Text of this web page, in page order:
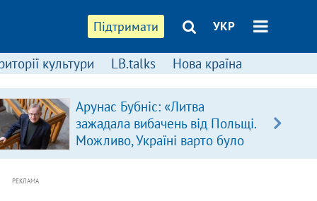
Підтримати УКР
культури LB.talks Нова країна
Арунас Бубніс: «Литва
зажадала вибачень від Польщі.
Можливо, Україні варто було
зробити так само»
РЕКЛАМА